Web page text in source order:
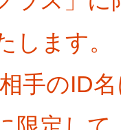
します。
手のID名